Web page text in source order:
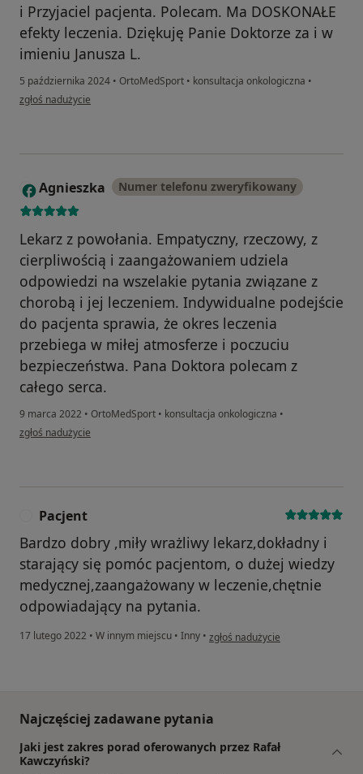
i Przyjaciel pacjenta. Polecam. Ma DOSKONAŁE
efekty leczenia. Dziękuję Panie Doktorze za i w
imieniu Janusza L.
5 października 2024 • OrtoMedSport • konsultacja onkologiczna •
w opinii użytkownika Paweł
zgłoś nadużycie
A Agnieszka Numer telefonu zweryfikowany
Lekarz z powołania. Empatyczny, rzeczowy, z
cierpliwością i zaangażowaniem udziela
odpowiedzi na wszelakie pytania związane z
chorobą i jej leczeniem. Indywidualne podejście
do pacjenta sprawia, że okres leczenia
przebiega w miłej atmosferze i poczuciu
bezpieczeństwa. Pana Doktora polecam z
całego serca.
9 marca 2022 • OrtoMedSport • konsultacja onkologiczna •
w opinii użytkownika Agnieszka
zgłoś nadużycie
Pacjent
Bardzo dobry ,miły wrażliwy lekarz,dokładny i
starający się pomóc pacjentom, o dużej wiedzy
medycznej,zaangażowany w leczenie,chętnie
odpowiadający na pytania.
17 lutego 2022 • W innym miejscu • Inny • w opinii użytkownika Pacjent
zgłoś nadużycie
Najczęściej zadawane pytania
Jaki jest zakres porad oferowanych przez Rafał
Kawczyński?